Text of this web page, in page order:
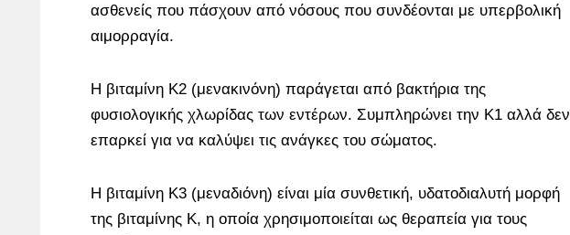
ασθενείς που πάσχουν από νόσους που συνδέονται με υπερβολική
αιμορραγία.
Η βιταμίνη Κ2 (μενακινόνη) παράγεται από βακτήρια της
φυσιολογικής χλωρίδας των εντέρων. Συμπληρώνει την Κ1 αλλά δεν
επαρκεί για να καλύψει τις ανάγκες του σώματος.
Η βιταμίνη Κ3 (μεναδιόνη) είναι μία συνθετική, υδατοδιαλυτή μορφή
της βιταμίνης Κ, η οποία χρησιμοποιείται ως θεραπεία για τους